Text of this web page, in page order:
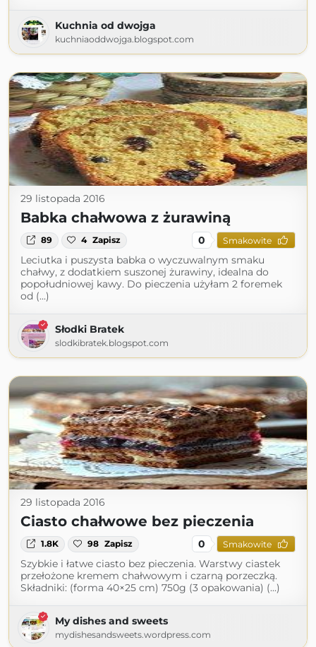
Kuchnia od dwojga
kuchniaoddwojga.blogspot.com
29 listopada 2016
Babka chałwowa z żurawiną
89 4 Zapisz 0 Smakowite
Leciutka i puszysta babka o wyczuwalnym smaku
chałwy, z dodatkiem suszonej żurawiny, idealna do
popołudniowej kawy. Do pieczenia użyłam 2 foremek
od (...)
Słodki Bratek
slodkibratek.blogspot.com
29 listopada 2016
Ciasto chałwowe bez pieczenia
1.8K 98 Zapisz 0 Smakowite
Szybkie i łatwe ciasto bez pieczenia. Warstwy ciastek
przełożone kremem chałwowym i czarną porzeczką.
Składniki: (forma 40×25 cm) 750g (3 opakowania) (...)
My dishes and sweets
mydishesandsweets.wordpress.com